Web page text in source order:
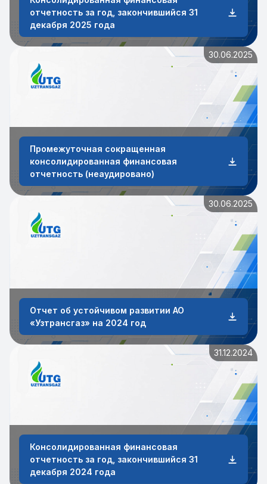
отчетность за год, закончившийся 31
декабря 2025 года
30.06.2025
Промежуточная сокращенная
консолидированная финансовая
отчетность (неаудировано)
30.06.2025
Отчет об устойчивом развитии АО
«Узтрансгаз» на 2024 год
31.12.2024
Консолидированная финансовая
отчетность за год, закончившийся 31
декабря 2024 года